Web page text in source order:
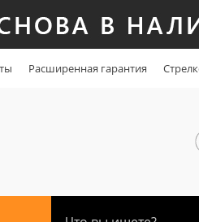
Расширенная гарантия